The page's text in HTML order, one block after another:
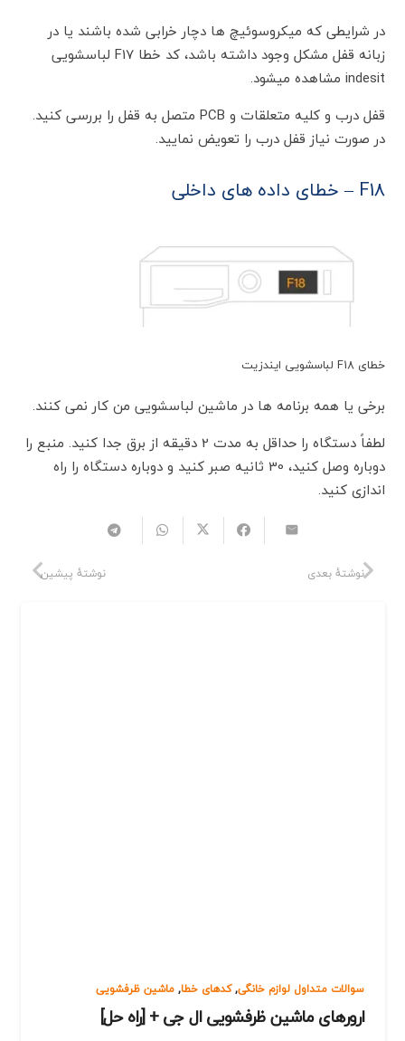
در شرایطی که میکروسوئیچ ها دچار خرابی شده باشند یا در
زبانه قفل مشکل وجود داشته باشد، کد خطا F17 لباسشویی
indesit مشاهده میشود.
قفل درب و کلیه متعلقات و PCB متصل به قفل را بررسی کنید.
در صورت نیاز قفل درب را تعویض نمایید.
F18 – خطای داده های داخلی
خطای F18 لباسشویی ایندزیت
برخی یا همه برنامه ها در ماشین لباسشویی من کار نمی کنند.
لطفاً دستگاه را حداقل به مدت 2 دقیقه از برق جدا کنید. منبع را
دوباره وصل کنید، 30 ثانیه صبر کنید و دوباره دستگاه را راه
اندازی کنید.
نوشتهٔ پیشین نوشتهٔ بعدی
سوالات متداول لوازم خانگی,کدهای خطا,ماشین ظرفشویی
ارورهای ماشین ظرفشویی ال جی + [راه حل]